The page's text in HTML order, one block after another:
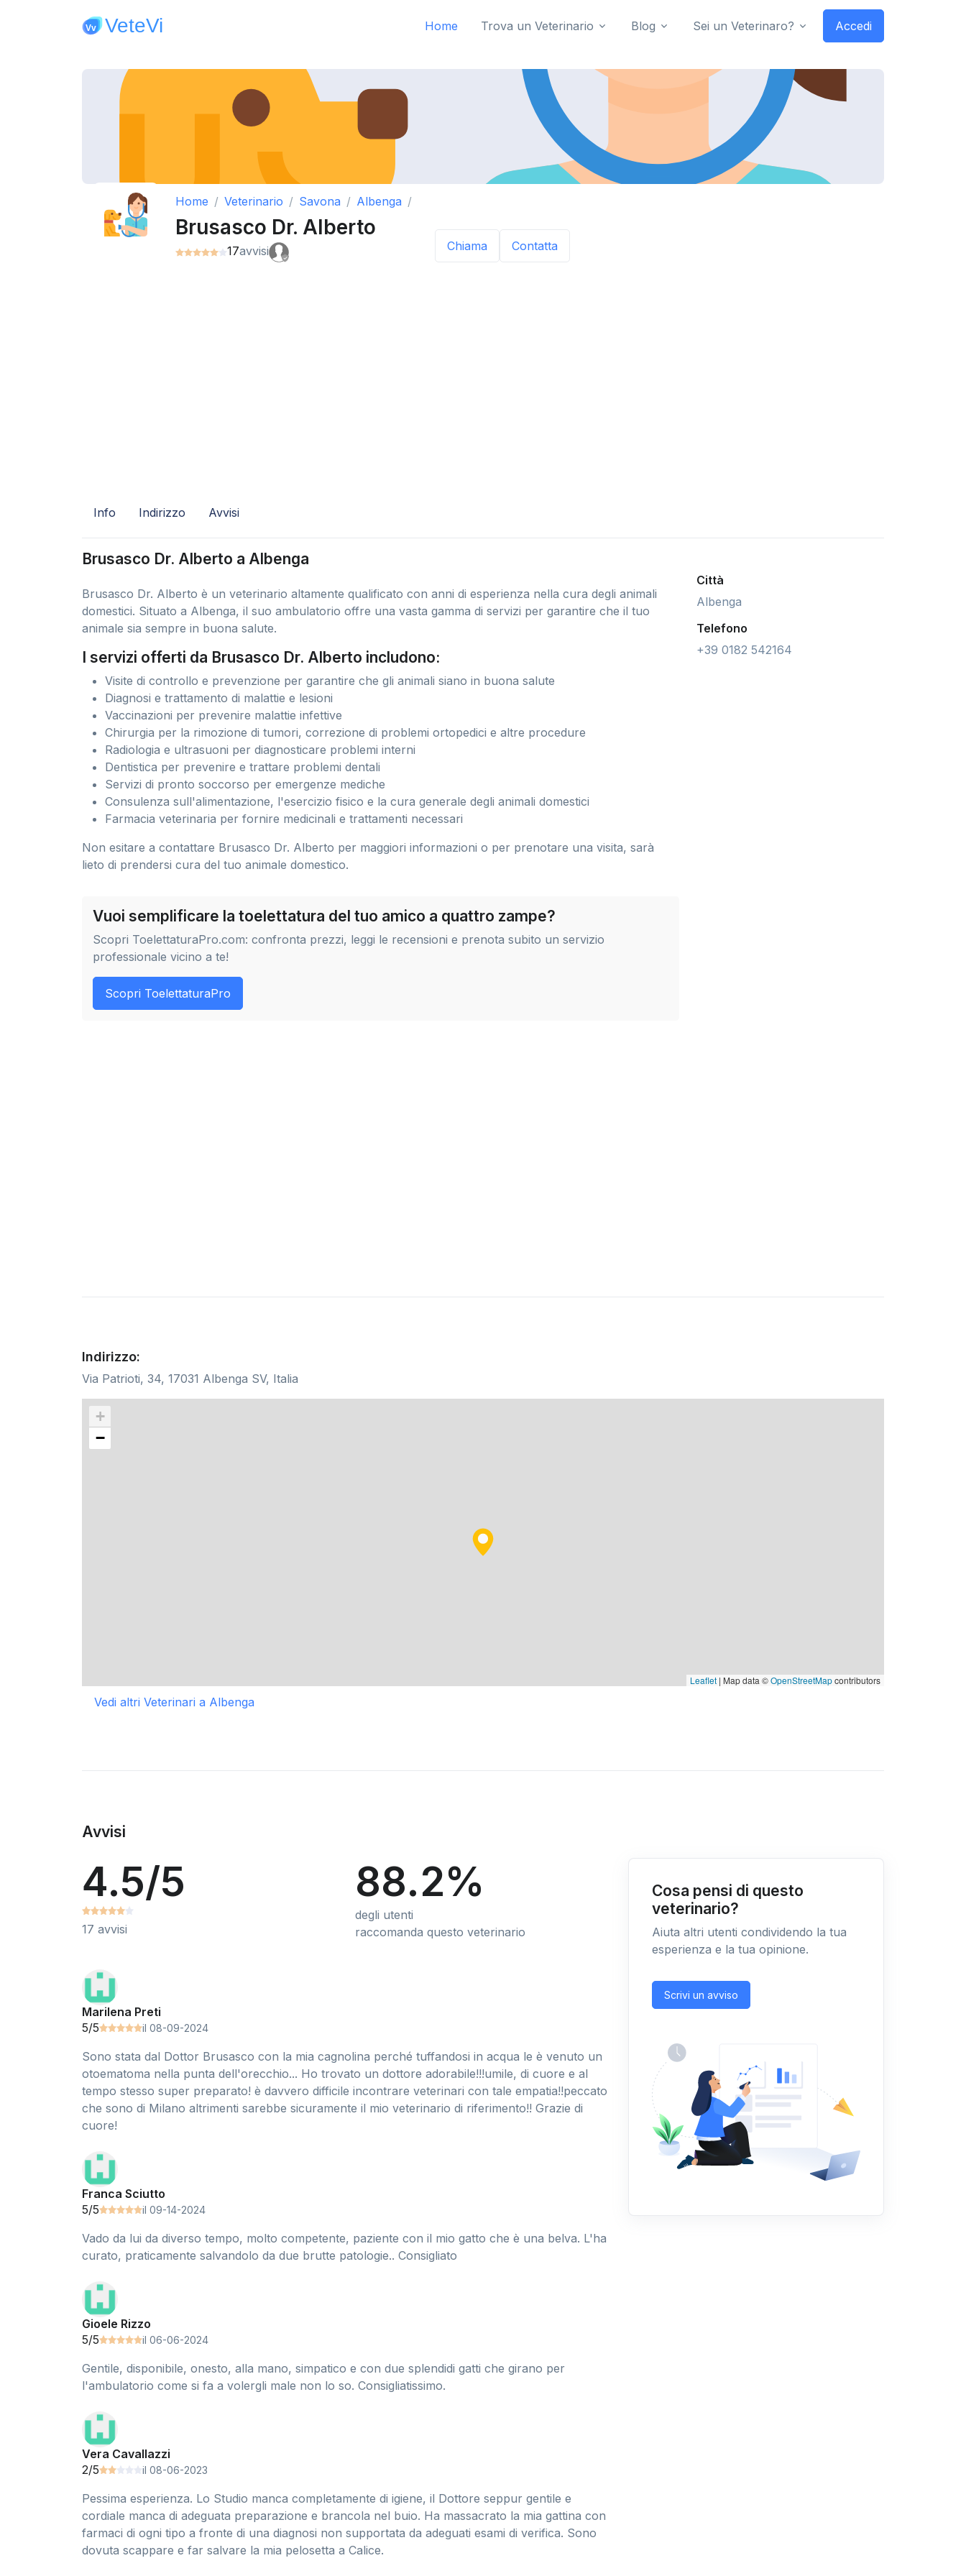
Home Trova un Veterinario Blog Sei un Veterinaro? Accedi
Home Veterinario Savona Albenga
Brusasco Dr. Alberto
17avvisi Chiama Contatta
Info Indirizzo Avvisi
Brusasco Dr. Alberto a Albenga
Città
Albenga
Telefono
+39 0182 542164
Brusasco Dr. Alberto è un veterinario altamente qualificato con anni di esperienza nella cura degli animali
domestici. Situato a Albenga, il suo ambulatorio offre una vasta gamma di servizi per garantire che il tuo
animale sia sempre in buona salute.
I servizi offerti da Brusasco Dr. Alberto includono:
Visite di controllo e prevenzione per garantire che gli animali siano in buona salute
Diagnosi e trattamento di malattie e lesioni
Vaccinazioni per prevenire malattie infettive
Chirurgia per la rimozione di tumori, correzione di problemi ortopedici e altre procedure
Radiologia e ultrasuoni per diagnosticare problemi interni
Dentistica per prevenire e trattare problemi dentali
Servizi di pronto soccorso per emergenze mediche
Consulenza sull'alimentazione, l'esercizio fisico e la cura generale degli animali domestici
Farmacia veterinaria per fornire medicinali e trattamenti necessari
Non esitare a contattare Brusasco Dr. Alberto per maggiori informazioni o per prenotare una visita, sarà
lieto di prendersi cura del tuo animale domestico.
Vuoi semplificare la toelettatura del tuo amico a quattro zampe?
Scopri ToelettaturaPro.com: confronta prezzi, leggi le recensioni e prenota subito un servizio
professionale vicino a te!
Scopri ToelettaturaPro
Indirizzo:
Via Patrioti, 34, 17031 Albenga SV, Italia
+
−
Leaflet | Map data ©OpenStreetMapcontributors
Vedi altri Veterinari a Albenga
Avvisi
4.5/5
17 avvisi
88.2%
degli utenti
raccomanda questo veterinario
Marilena Preti
5/5
il 08-09-2024
Sono stata dal Dottor Brusasco con la mia cagnolina perché tuffandosi in acqua le è venuto un
otoematoma nella punta dell'orecchio... Ho trovato un dottore adorabile!!!umile, di cuore e al
tempo stesso super preparato! è davvero difficile incontrare veterinari con tale empatia!!peccato
che sono di Milano altrimenti sarebbe sicuramente il mio veterinario di riferimento!! Grazie di
cuore!
Franca Sciutto
5/5
il 09-14-2024
Vado da lui da diverso tempo, molto competente, paziente con il mio gatto che è una belva. L'ha
curato, praticamente salvandolo da due brutte patologie.. Consigliato
Gioele Rizzo
5/5
il 06-06-2024
Gentile, disponibile, onesto, alla mano, simpatico e con due splendidi gatti che girano per
l'ambulatorio come si fa a volergli male non lo so. Consigliatissimo.
Vera Cavallazzi
2/5
il 08-06-2023
Pessima esperienza. Lo Studio manca completamente di igiene, il Dottore seppur gentile e
cordiale manca di adeguata preparazione e brancola nel buio. Ha massacrato la mia gattina con
farmaci di ogni tipo a fronte di una diagnosi non supportata da adeguati esami di verifica. Sono
dovuta scappare e far salvare la mia pelosetta a Calice.
Cosa pensi di questo
veterinario?
Aiuta altri utenti condividendo la tua
esperienza e la tua opinione.
Scrivi un avviso